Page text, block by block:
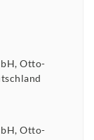
Otto-
Otto-